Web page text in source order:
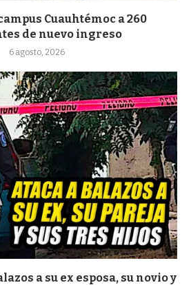
Cuauhtémoc a 260
de nuevo ingreso
6 agosto, 2026
a su ex esposa, su novio y